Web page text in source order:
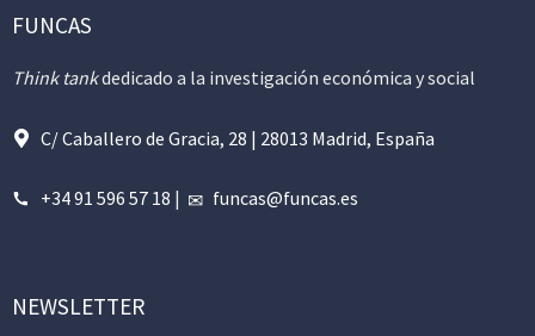
FUNCAS
Think tankdedicado a la investigación económica y social
C/ Caballero de Gracia, 28 | 28013 Madrid, España
+34 91 596 57 18 | funcas@funcas.es
NEWSLETTER